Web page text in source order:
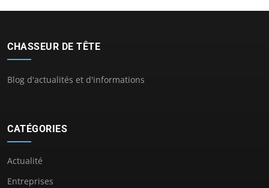
CHASSEUR DE TÊTE
Blog d'actualités et d'informations
CATÉGORIES
Actualité
Entreprises